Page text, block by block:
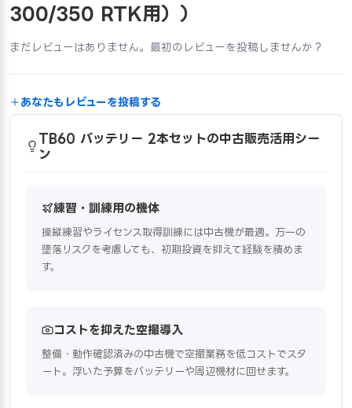
300/350 RTK用））
まだレビューはありません。最初のレビューを投稿しませんか？
あなたもレビューを投稿する
TB60 バッテリー 2本セットの中古販売活用シー
ン
練習・訓練用の機体
操縦練習やライセンス取得訓練には中古機が最適。万一の
墜落リスクを考慮しても、初期投資を抑えて経験を積めま
す。
コストを抑えた空撮導入
整備・動作確認済みの中古機で空撮業務を低コストでスタ
ート。浮いた予算をバッテリーや周辺機材に回せます。